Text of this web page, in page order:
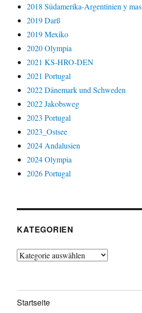
2018 Südamerika-Argentinien y mas
2019 Darß
2019 Mexiko
2020 Olympia
2021 KS-HRO-DEN
2021 Portugal
2022 Dänemark und Schweden
2022 Jakobsweg
2023 Portugal
2023_Ostsee
2024 Andalusien
2024 Olympia
2026 Portugal
KATEGORIEN
Kategorien
Startseite